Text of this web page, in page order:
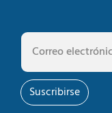
Suscribirse